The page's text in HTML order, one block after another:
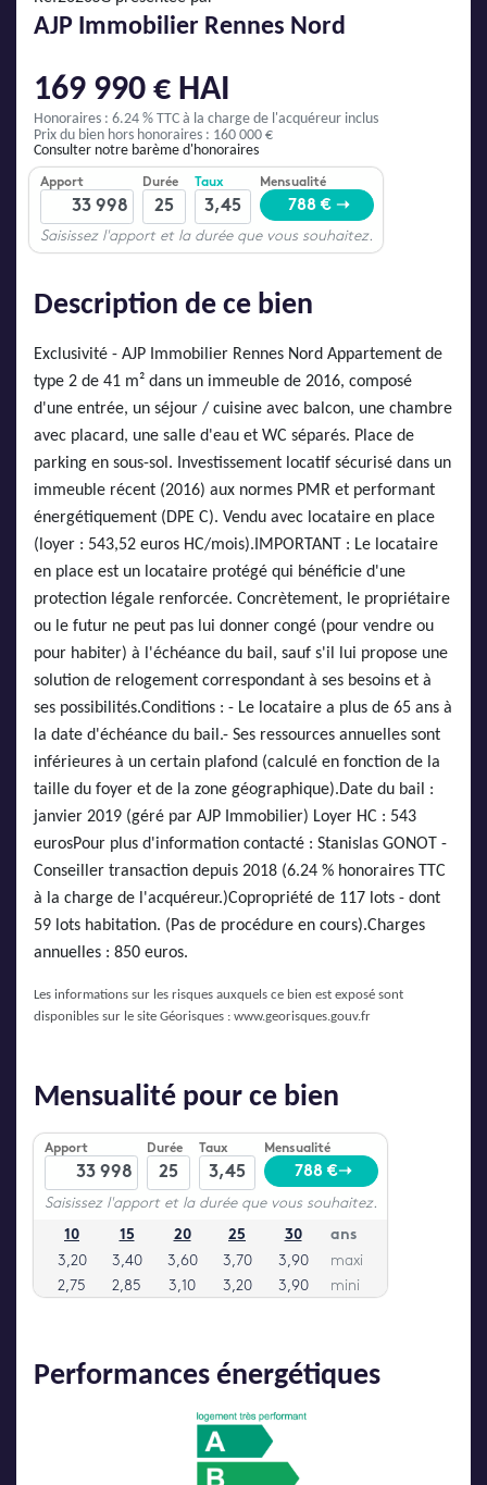
AJP Actualités
Service Qualité Clients
AJP Immobilier Rennes Nord
169 990 € HAI
Honoraires : 6.24 % TTC à la charge de l'acquéreur inclus
Prix du bien hors honoraires : 160 000 €
Consulter notre barème d'honoraires
Description de ce bien
Exclusivité - AJP Immobilier Rennes Nord Appartement de
type 2 de 41 m² dans un immeuble de 2016, composé
d'une entrée, un séjour / cuisine avec balcon, une chambre
avec placard, une salle d'eau et WC séparés. Place de
parking en sous-sol. Investissement locatif sécurisé dans un
immeuble récent (2016) aux normes PMR et performant
énergétiquement (DPE C). Vendu avec locataire en place
(loyer : 543,52 euros HC/mois).IMPORTANT : Le locataire
en place est un locataire protégé qui bénéficie d'une
protection légale renforcée. Concrètement, le propriétaire
ou le futur ne peut pas lui donner congé (pour vendre ou
pour habiter) à l'échéance du bail, sauf s'il lui propose une
solution de relogement correspondant à ses besoins et à
ses possibilités.Conditions : - Le locataire a plus de 65 ans à
la date d'échéance du bail.- Ses ressources annuelles sont
inférieures à un certain plafond (calculé en fonction de la
taille du foyer et de la zone géographique).Date du bail :
janvier 2019 (géré par AJP Immobilier) Loyer HC : 543
eurosPour plus d'information contacté : Stanislas GONOT -
Conseiller transaction depuis 2018 (6.24 % honoraires TTC
à la charge de l'acquéreur.)Copropriété de 117 lots - dont
59 lots habitation. (Pas de procédure en cours).Charges
annuelles : 850 euros.
Les informations sur les risques auxquels ce bien est exposé sont
disponibles sur le site Géorisques : www.georisques.gouv.fr
Performances énergétiques
Mensualité pour ce bien